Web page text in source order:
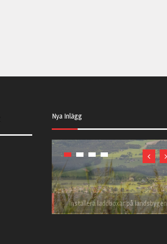
Nya Inlägg
Installera laddboxar på landsbygen